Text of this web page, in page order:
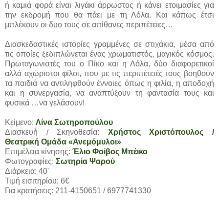
ή καμιά φορά είναι λιγάκι άρρωστος ή κάνει ετοιμασίες για
την εκδρομή που θα πάει με τη Λόλα. Και κάπως έτσι
μπλέκουν οι δυο τους σε απίθανες περιπέτειες…
Διασκεδαστικές ιστορίες γραμμένες σε στιχάκια, μέσα από
τις οποίες ξεδιπλώνεται ένας χρωματιστός, μαγικός κόσμος.
Πρωταγωνιστές του ο Πίκο και η Λόλα, δύο διαφορετικοί
αλλά αχώριστοι φίλοι, που με τις περιπέτειές τους βοηθούν
τα παιδιά να αντιληφθούν έννοιες όπως η φιλία, η αποδοχή
και η συνεργασία, να αναπτύξουν τη φαντασία τους και
φυσικά …να γελάσουν!
Κείμενο: Λίνα Σωτηροπούλου
Διασκευή / Σκηνοθεσία: Χρήστος Χριστόπουλος /
Θεατρική Ομάδα «Ανεμόμυλοι»
Επιμέλεια κίνησης: Έλιο Φοίβος Μπέικο
Φωτογραφίες: Σωτηρία Ψαρού
Διάρκεια: 40'
Τιμή εισιτηρίου: 6€
Για κρατήσεις: 211-4150651 / 6977741330